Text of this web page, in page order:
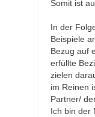
Somit ist
In der
Beispiele
Bezug auf
erfüllte
zielen
im Reinen
Partner/
Ich bin der